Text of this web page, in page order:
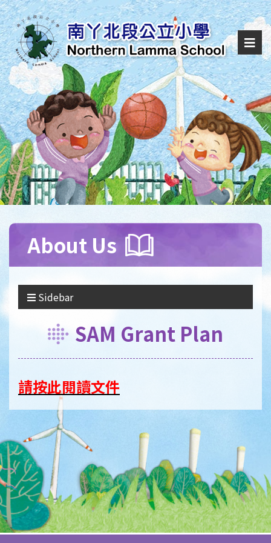
About Us
Sidebar
SAM Grant Plan
請按此閱讀文件